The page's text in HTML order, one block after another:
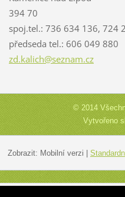
394 70
spoj.tel.: 736 634 136, 724
předseda tel.: 606 049 880
zd.kalich@seznam.cz
© 2014
Vytvořeno
Zobrazit: Mobilní verzi